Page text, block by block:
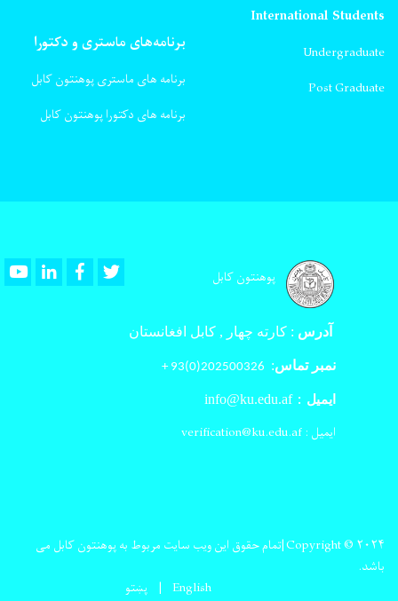
International Students
Undergraduate
Post Graduate
برنامه‌های ماستری و دکتورا
برنامه های ماستری پوهنتون کابل
برنامه های دکتورا پوهنتون کابل
پوهنتون کابل YoutubeLinkedInFacebook
آدرس : کارته چهار , کابل افغانستان
نمبر تماس:
ایمیل : info@ku.edu.af
ایمیل : verification@ku.edu.af
Copyright © ۲۰۲۴|تمام حقوق این ویب سایت مربوط به پوهنتون کابل می
باشد.
English
پښتو